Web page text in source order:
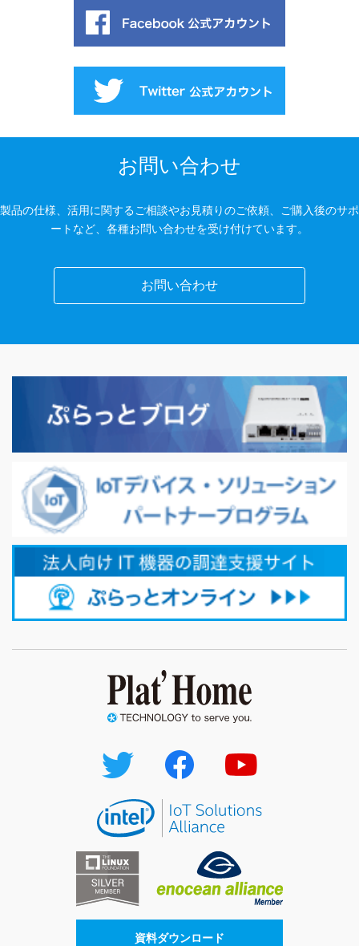
お問い合わせ
製品の仕様、活用に関するご相談やお見積りのご依頼、ご購入後のサポ
ートなど、各種お問い合わせを受け付けています。
お問い合わせ
資料ダウンロード